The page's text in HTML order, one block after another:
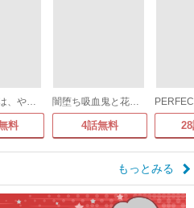
おとなの恋は、やぶさかにつき。
料
闇堕ち吸血鬼と花嫁のソアレ
4話無料
もっとみる